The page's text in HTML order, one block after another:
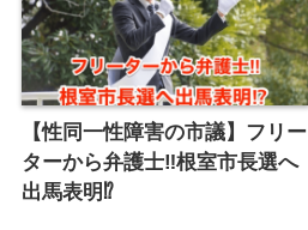
【性同一性障害の市議】フリー
ターから弁護士‼︎根室市長選へ
出馬表明⁉︎